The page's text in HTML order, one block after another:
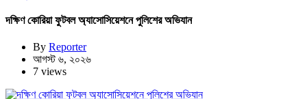
দক্ষিণ কোরিয়া ফুটবল অ্যাসোসিয়েশনে পুলিশের অভিযান
By Reporter
আগস্ট ৬, ২০২৬
7 views